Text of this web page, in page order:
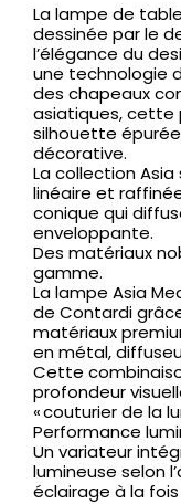
La lampe de
dessinée par le
l’élégance du
une technologie
des chapeaux
asiatiques, cette
silhouette
décorative.
La collection
linéaire et
conique qui
enveloppante.
Des matériaux
gamme.
La lampe Asia
de Contardi
matériaux
en métal,
Cette
profondeur
« couturier de la
Performance
Un variateur
lumineuse selon
éclairage à la